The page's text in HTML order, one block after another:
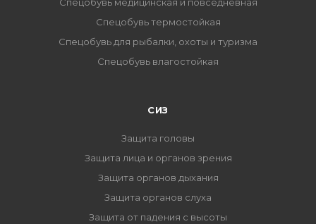
Спецобувь термостойкая
Спецобувь для рыбалки, охоты и туризма
Спецобувь влагостойкая
СИЗ
Защита головы
Защита лица и органов зрения
Защита органов дыхания
Защита органов слуха
Защита от падения с высоты